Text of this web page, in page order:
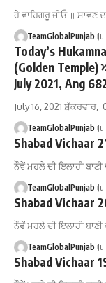
ਹੇ ਵਾਹਿਗਰੂ ਜੀਓ ॥
TeamGlobalPunjab
Today’s
(Golden Temple)
July 2021, Ang
July 16, 2021
TeamGlobalPunjab
Shabad Vichaar
ਨੌਵੇਂ ਮਹਲੇ ਦੀ ਇਲਾਹੀ
TeamGlobalPunjab
Shabad Vichaar
ਨੌਵੇਂ ਮਹਲੇ ਦੀ ਇਲਾਹੀ
TeamGlobalPunjab
Shabad Vichaar